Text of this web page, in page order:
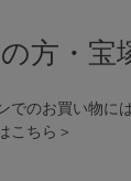
方・宝
でのお買い物に
こちら＞